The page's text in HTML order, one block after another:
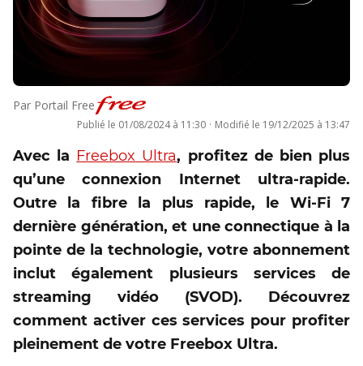
Par Portail Free
Publié le 01/08/2024 à 11:30 · Modifié le 19/12/2025 à 13:47
Avec la Freebox Ultra, profitez de bien plus
qu’une connexion Internet ultra-rapide.
Outre la fibre la plus rapide, le Wi-Fi 7
dernière génération, et une connectique à la
pointe de la technologie, votre abonnement
inclut également plusieurs services de
streaming vidéo (SVOD). Découvrez
comment activer ces services pour profiter
pleinement de votre Freebox Ultra.